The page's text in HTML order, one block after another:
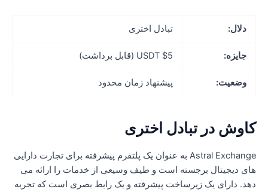
دلال: تبادل اختری
جایزه:
وضعیت: پیشنهاد زمان محدود
در تبادل اختری
Astral Exchange به عنوان یک پلتفرم پیشرفته برای تجارت دارایی
دیجیتال برجسته است و طیف وسیعی از خدمات را ارائه می
دارای یک زیرساخت پیشرفته و یک رابط بصری است که تجربه